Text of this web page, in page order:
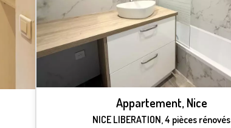
Appartement, Nice
NICE LIBERATION, 4 pièces rénovés